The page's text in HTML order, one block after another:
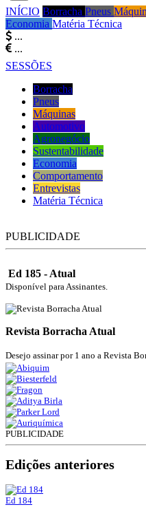
INÍCIO Borracha Pneus
Economia Matéria Técnica
...
...
SESSÕES
Borracha
Pneus
Máquinas
Automotivo
Agronegócio
Sustentabilidade
Economia
Comportamento
Entrevistas
Matéria Técnica
PUBLICIDADE
Ed 185 - Atual
Disponível para Assinantes.
Revista Borracha Atual
Desejo assinar por 1 ano a Revista
PUBLICIDADE
Edições anteriores
Ed 184